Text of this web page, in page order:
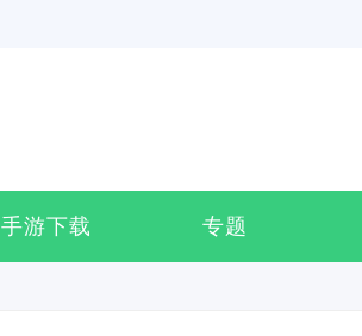
手游下载 专题